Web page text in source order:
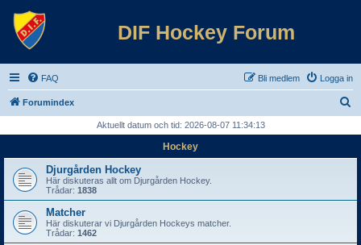
DIF Hockey Forum
FAQ Logga in
Bli medlem
Forumindex
Aktuellt datum och tid: 2026-08-07 11:34:13
Hockey
Djurgården Hockey
Här diskuteras allt om Djurgården Hockey.
Trådar: 1838
Matcher
Här diskuterar vi Djurgården Hockeys matcher.
Trådar: 1462